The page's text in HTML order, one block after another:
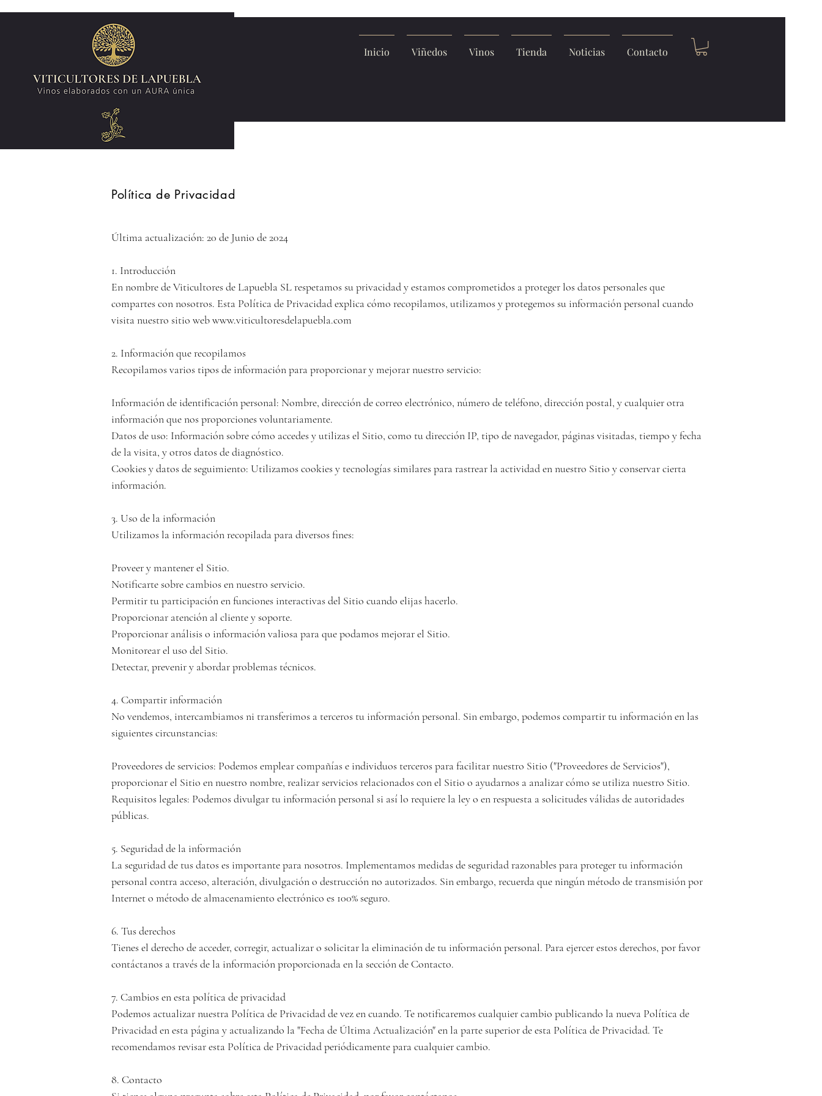
Inicio Viñedos Vinos Tienda Noticias Contacto
Política de Privacidad
Última actualización: 20 de Junio de 2024
1. Introducción
En nombre de Viticultores de Lapuebla SL respetamos su privacidad y estamos comprometidos a proteger los datos personales que
compartes con nosotros. Esta Política de Privacidad explica cómo recopilamos, utilizamos y protegemos su información personal cuando
visita nuestro sitio web www.viticultoresdelapuebla.com
2. Información que recopilamos
Recopilamos varios tipos de información para proporcionar y mejorar nuestro servicio:
Información de identificación personal: Nombre, dirección de correo electrónico, número de teléfono, dirección postal, y cualquier otra
información que nos proporciones voluntariamente.
Datos de uso: Información sobre cómo accedes y utilizas el Sitio, como tu dirección IP, tipo de navegador, páginas visitadas, tiempo y fecha
de la visita, y otros datos de diagnóstico.
Cookies y datos de seguimiento: Utilizamos cookies y tecnologías similares para rastrear la actividad en nuestro Sitio y conservar cierta
información.
3. Uso de la información
Utilizamos la información recopilada para diversos fines:
Proveer y mantener el Sitio.
Notificarte sobre cambios en nuestro servicio.
Permitir tu participación en funciones interactivas del Sitio cuando elijas hacerlo.
Proporcionar atención al cliente y soporte.
Proporcionar análisis o información valiosa para que podamos mejorar el Sitio.
Monitorear el uso del Sitio.
Detectar, prevenir y abordar problemas técnicos.
4. Compartir información
No vendemos, intercambiamos ni transferimos a terceros tu información personal. Sin embargo, podemos compartir tu información en las
siguientes circunstancias:
Proveedores de servicios: Podemos emplear compañías e individuos terceros para facilitar nuestro Sitio ("Proveedores de Servicios"),
proporcionar el Sitio en nuestro nombre, realizar servicios relacionados con el Sitio o ayudarnos a analizar cómo se utiliza nuestro Sitio.
Requisitos legales: Podemos divulgar tu información personal si así lo requiere la ley o en respuesta a solicitudes válidas de autoridades
públicas.
5. Seguridad de la información
La seguridad de tus datos es importante para nosotros. Implementamos medidas de seguridad razonables para proteger tu información
personal contra acceso, alteración, divulgación o destrucción no autorizados. Sin embargo, recuerda que ningún método de transmisión por
Internet o método de almacenamiento electrónico es 100% seguro.
6. Tus derechos
Tienes el derecho de acceder, corregir, actualizar o solicitar la eliminación de tu información personal. Para ejercer estos derechos, por favor
contáctanos a través de la información proporcionada en la sección de Contacto.
7. Cambios en esta política de privacidad
Podemos actualizar nuestra Política de Privacidad de vez en cuando. Te notificaremos cualquier cambio publicando la nueva Política de
Privacidad en esta página y actualizando la "Fecha de Última Actualización" en la parte superior de esta Política de Privacidad. Te
recomendamos revisar esta Política de Privacidad periódicamente para cualquier cambio.
8. Contacto